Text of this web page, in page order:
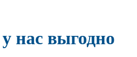
нас выгодно